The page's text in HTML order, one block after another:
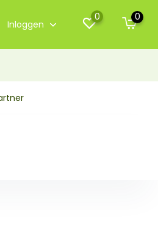
Inloggen
0 0